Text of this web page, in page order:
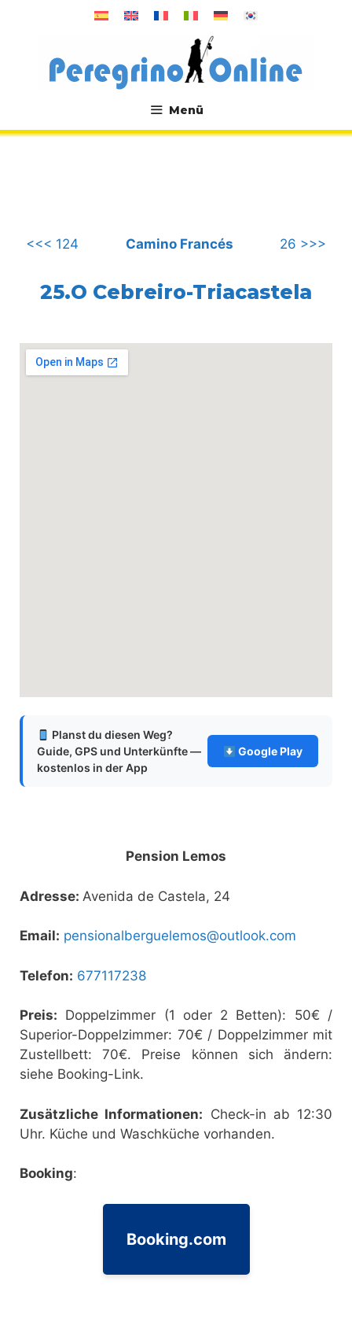
Menü
.
<<< 124 Camino Francés 26 >>>
25.O Cebreiro-Triacastela
Planst du diesen Weg?
Guide, GPS und Unterkünfte —
kostenlos in der App
Google Play
Pension Lemos
Adresse: Avenida de Castela, 24
Email: pensionalberguelemos@outlook.com
Telefon: 677117238
Preis: Doppelzimmer (1 oder 2 Betten): 50€ /
Superior-Doppelzimmer: 70€ / Doppelzimmer mit
Zustellbett: 70€. Preise können sich ändern:
siehe Booking-Link.
Zusätzliche Informationen: Check-in ab 12:30
Uhr. Küche und Waschküche vorhanden.
Booking:
Booking.com